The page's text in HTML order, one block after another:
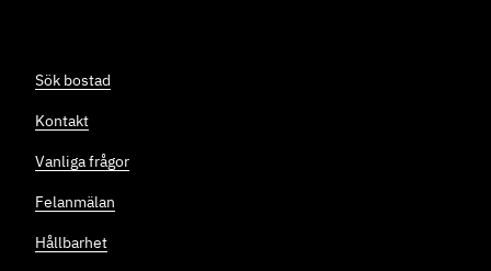
Press
Sök bostad
Kontakt
Vanliga frågor
Felanmälan
Hållbarhet